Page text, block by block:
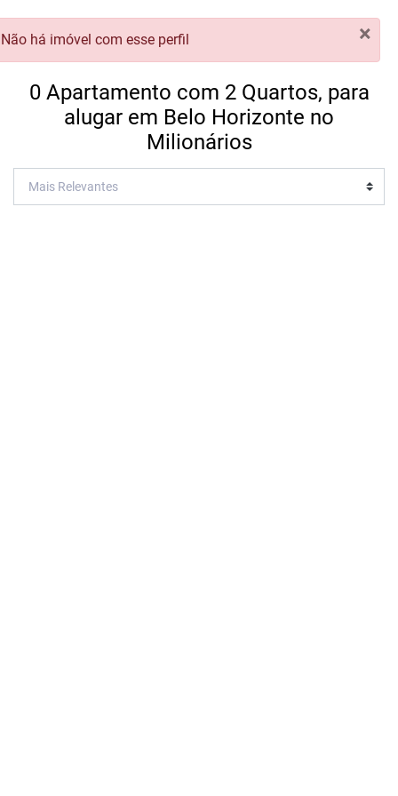
0 Apartamento com 2 Quartos, para
alugar em Belo Horizonte no
Milionários
×
Não há imóvel com esse perfil